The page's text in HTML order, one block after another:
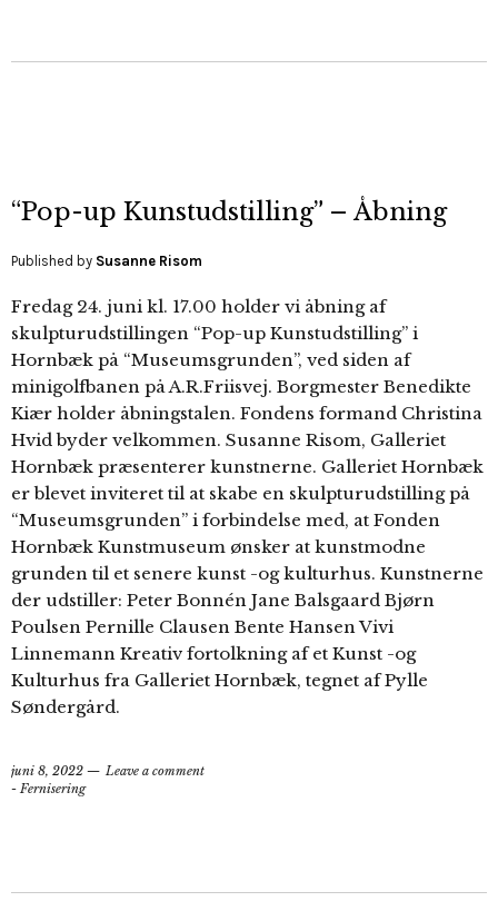
“Pop-up Kunstudstilling” – Åbning
Published by Susanne Risom
Fredag 24. juni kl. 17.00 holder vi åbning af
skulpturudstillingen “Pop-up Kunstudstilling” i
Hornbæk på “Museumsgrunden”, ved siden af
minigolfbanen på A.R.Friisvej. Borgmester Benedikte
Kiær holder åbningstalen. Fondens formand Christina
Hvid byder velkommen. Susanne Risom, Galleriet
Hornbæk præsenterer kunstnerne. Galleriet Hornbæk
er blevet inviteret til at skabe en skulpturudstilling på
“Museumsgrunden” i forbindelse med, at Fonden
Hornbæk Kunstmuseum ønsker at kunstmodne
grunden til et senere kunst -og kulturhus. Kunstnerne
der udstiller: Peter Bonnén Jane Balsgaard Bjørn
Poulsen Pernille Clausen Bente Hansen Vivi
Linnemann Kreativ fortolkning af et Kunst -og
Kulturhus fra Galleriet Hornbæk, tegnet af Pylle
Søndergård.
juni 8, 2022
Leave a comment
- Fernisering